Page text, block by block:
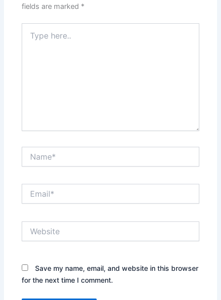
fields are marked *
here..
Save my name, email, and website in this browser
for the next time I comment.